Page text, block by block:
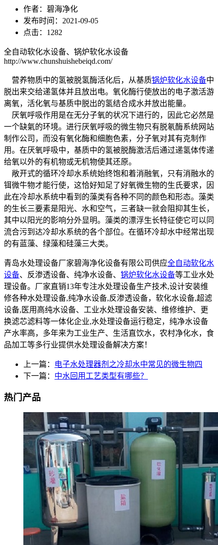
作者：碧海净化
发布时间：2021-09-05
点击：1282
全自动软化水设备、锅炉软化水设备
http://www.chunshuishebeiqd.com/
营养物质中的氢被脱氢酶活化后，从基质锅炉软化水设备中
脱出来交给递氢体并且放出电。氧化酶行使放出的电子激活游
离氧，活化氧与基质中脱出的氢结合成水并放出能量。
厌氧呼吸作用是在无分子氧的状况下进行的，因此它必然是
一个缺氣的环境。进行厌氧呼吸的微生物只有脱氡酶系统网站
制作公司，而没有氧化酶和细胞色素，分子氧对其有克制作
用。在厌氧呼吸中，基质中的氢被脱酶激活后通过递氢体传递
给氧以外的有机物或无机物使其还原。
敞开式的循环冷却水系统始终饱和着消融氧，只有消融水的
铒微牛物才能行使，这恰好知足了好氧微生物的生氏要求，因
此在冷却水系统中看到的藻类有各种不同的颜色和形态。藻类
的生长三要素是阳光、水和空气，三者缺一就会阻抑其生长，
其中以阳光的影响分外显明。藻类的漂浮生长特征使它可以同
流合污到达冷却水系统的各个部位。在循环冷却水中经常出现
的有蓝藻、绿藻和硅藻三大类。
青岛水处理设备厂家碧海净化设备有限公司供应全自动软化水
设备、反渗透设备、纯净水设备、 锅炉软化水设备等工业水处
理设备。厂家直销13年专注水处理设备生产技术,设计安装维
修各种水处理设备,纯净水设备,反渗透设备，软化水设备,超滤
设备,医用高纯水设备、工业水处理设备安装、维修维护、更
换滤芯滤料等一体化企业,水处理设备运行稳定，纯净水设备
产水率高，多年来为工业生产、生活直饮水，农村净化水，食
品加工等多行业提供水处理设备解决方案！
上一篇：
电子水处理器剂之冷却水中常见的微生物四
下一篇： 中水回用工艺类型有哪些？
热门产品